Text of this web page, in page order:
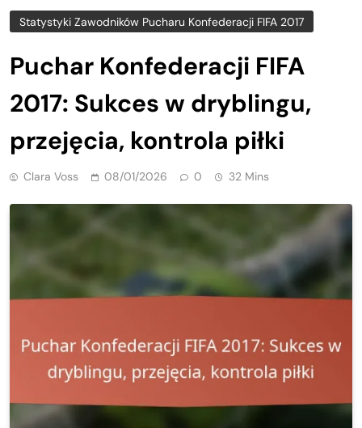
Statystyki Zawodników Pucharu Konfederacji FIFA 2017
Puchar Konfederacji FIFA
2017: Sukces w dryblingu,
przejęcia, kontrola piłki
Clara Voss 08/01/2026 0 32 Mins